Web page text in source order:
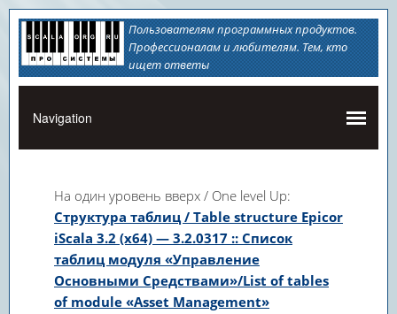
Пользователям программных продуктов.
Профессионалам и любителям. Тем, кто
ищет ответы
На один уровень вверх / One level Up:
Структура таблиц / Table structure Epicor
iScala 3.2 (x64) — 3.2.0317 :: Список
таблиц модуля «Управление
Основными Средствами»/List of tables
of module «Asset Management»